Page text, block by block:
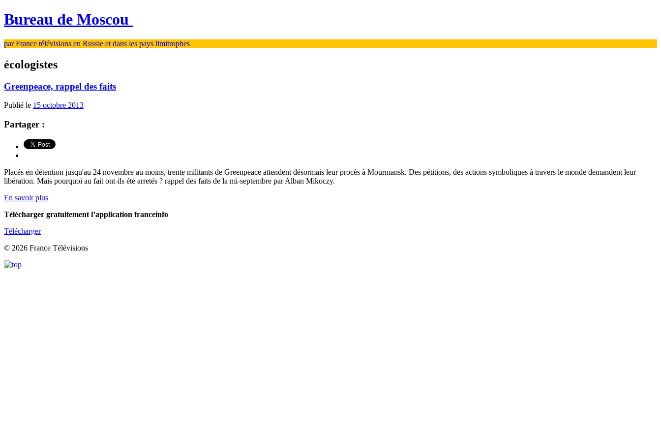
Bureau de Moscou
par France télévisions en Russie et dans les pays limitrophes
écologistes
Greenpeace, rappel des faits
Publié le 15 octobre 2013
Partager :
Placés en détention jusqu'au 24 novembre au moins, trente militants de Greenpeace attendent désormais leur procès à Mourmansk. Des pétitions, des actions symboliques à travers le monde demandent leur
libération. Mais pourquoi au fait ont-ils été arretés ? rappel des faits de la mi-septembre par Alban Mikoczy.
En savoir plus
Télécharger gratuitement l’application franceinfo
Télécharger
© 2026 France Télévisions